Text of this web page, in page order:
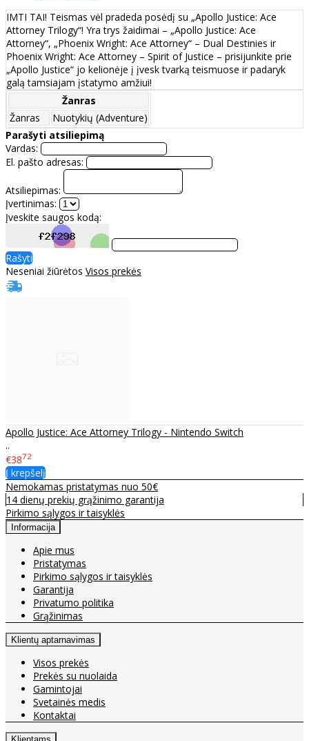
IMTI TAI! Teismas vėl pradeda posėdį su „Apollo Justice: Ace
Attorney Trilogy“! Yra trys žaidimai – „Apollo Justice: Ace
Attorney“, „Phoenix Wright: Ace Attorney“ – Dual Destinies ir
Phoenix Wright: Ace Attorney – Spirit of Justice – prisijunkite prie
„Apollo Justice“ jo kelionėje į įvesk tvarką teismuose ir padaryk
galą tamsiajam įstatymo amžiui!
Žanras
Žanras
Nuotykių (Adventure)
Parašyti atsiliepimą
Vardas:
El. pašto adresas:
Atsiliepimas:
Įvertinimas:
Įveskite saugos kodą:
Rašyti
Neseniai žiūrėtos Visos prekės
Apollo Justice: Ace Attorney Trilogy - Nintendo Switch
..
€3872
Į krepšelį
Nemokamas pristatymas nuo 50€
14 dienų prekių grąžinimo garantija
Pirkimo sąlygos ir taisyklės
Informacija
Apie mus
Pristatymas
Pirkimo sąlygos ir taisyklės
Garantija
Privatumo politika
Grąžinimas
Klientų aptarnavimas
Visos prekės
Prekės su nuolaida
Gamintojai
Svetainės medis
Kontaktai